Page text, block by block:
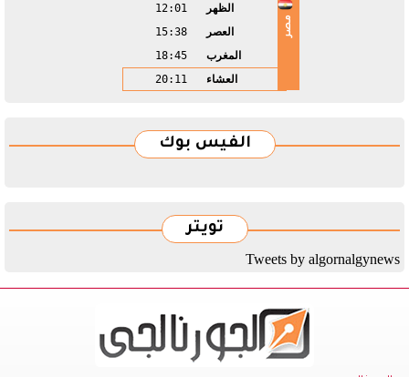
مصر
الظهر
12:01
العصر
15:38
المغرب
18:45
العشاء
20:11
الفيس بوك
تويتر
Tweets by algornalgynews